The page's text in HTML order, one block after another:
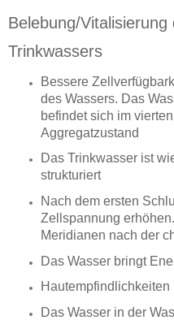
Belebung/Vitalisierung
Trinkwassers
Bessere
des Wassers. Das
befindet sich im vierten
Aggregatzustand
Das Trinkwasser ist
strukturiert
Nach dem ersten
Zellspannung
Meridianen nach der
Das Wasser bringt
Das Wasser in der